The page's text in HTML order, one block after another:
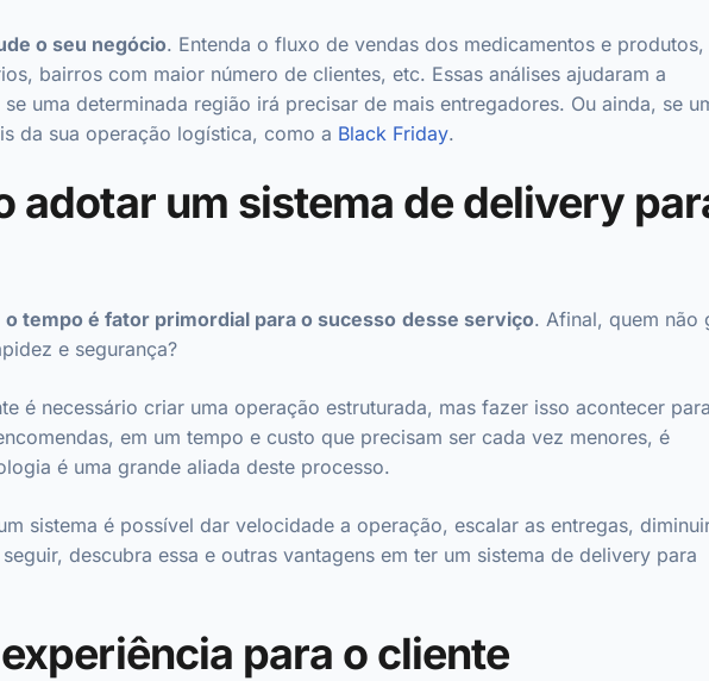
o seu negócio. Entenda o fluxo de vendas dos medicamentos e produtos,
bairros com maior número de clientes, etc. Essas análises ajudaram a
uma determinada região irá precisar de mais entregadores. Ou ainda, se
da sua operação logística, como a Black Friday.
adotar um sistema de delivery
o tempo é fator primordial para o sucesso desse serviço. Afinal, quem não
e segurança?
é necessário criar uma operação estruturada, mas fazer isso acontecer
em um tempo e custo que precisam ser cada vez menores, é
é uma grande aliada deste processo.
sistema é possível dar velocidade a operação, escalar as entregas,
descubra essa e outras vantagens em ter um sistema de delivery para
para o cliente